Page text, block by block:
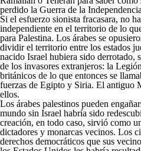
perdido la Guerra de la
Si el esfuerzo sionista fracasara, no
independiente en el territorio de lo
para Palestina. Los árabes se
dividir el territorio entre los estados
nacido Israel hubiera sido derrotado,
de los invasores extranjeros: la
británicos de lo que entonces se
fuerzas de Egipto y Siria. El antiguo
ellos.
Los árabes palestinos pueden
mundo sin Israel habría sido
creación, en todo caso, sirvió como
dictadores y monarcas vecinos. Los
derechos democráticos que sus